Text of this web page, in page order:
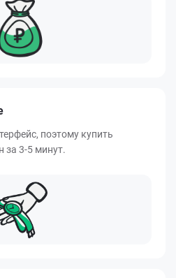
поэтому купить
за 3-5 минут.